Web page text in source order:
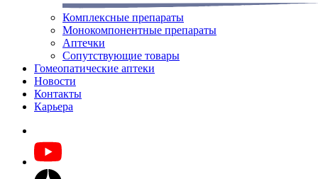
Комплексные препараты
Монокомпонентные препараты
Аптечки
Сопутствующие товары
Гомеопатические аптеки
Новости
Контакты
Карьера